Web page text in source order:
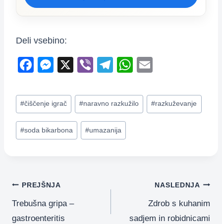
Deli vsebino:
F
c
e
b
o
M
ss
e
n
g
X
Vi
er
T
e
gr
a
m
W
at
s
ail
Post
Tags:
#čiščenje igrač #naravno razkužilo #razkuževanje
#soda bikarbona #umazanija
Navigacija
prispevka
PREJŠNJA
Trebušna gripa –
gastroenteritis
NASLEDNJA
Zdrob s kuhanim
sadjem in robidnicami